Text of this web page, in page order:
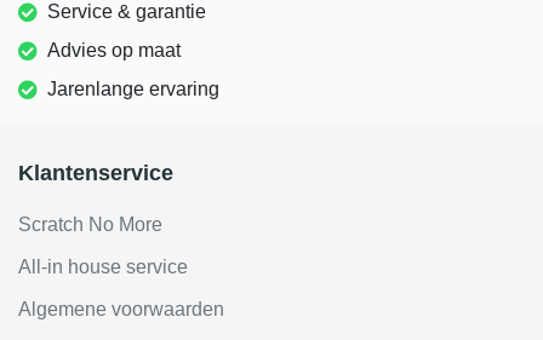
Service & garantie
Advies op maat
Jarenlange ervaring
Klantenservice
Scratch No More
All-in house service
Algemene voorwaarden